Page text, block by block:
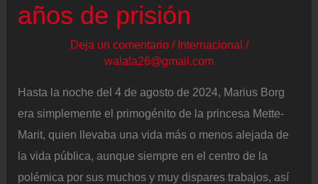
años de prisión
Deja un comentario / Internacional /
walala26@gmail.com
Hasta la noche del 4 de agosto de 2024, Marius Borg
era simplemente el primogénito de la princesa Mette-
Marit, quien llevaba una vida más o menos alejada de
la vida pública, aunque siempre en el centro de la
polémica por sus muchos y muy dispares trabajos, así